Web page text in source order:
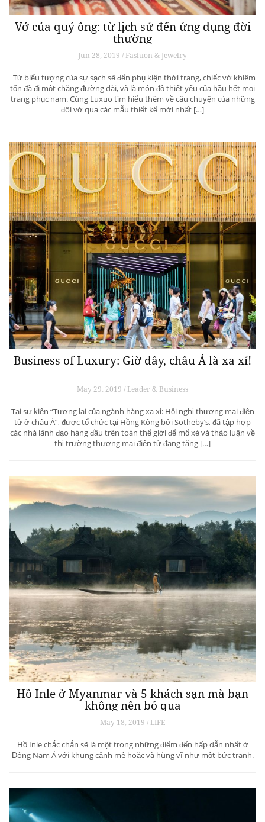
Vớ của quý ông: từ lịch sử đến ứng dụng đời
thường
Jun 28, 2019 / Fashion & Jewelry
Từ biểu tượng của sự sạch sẽ đến phụ kiện thời trang, chiếc vớ khiêm
tốn đã đi một chặng đường dài, và là món đồ thiết yếu của hầu hết mọi
trang phục nam. Cùng Luxuo tìm hiểu thêm về câu chuyện của những
đôi vớ qua các mẫu thiết kế mới nhất […]
Business of Luxury: Giờ đây, châu Á là xa xỉ!
May 29, 2019 / Leader & Business
Tại sự kiện “Tương lai của ngành hàng xa xỉ: Hội nghị thương mại điện
tử ở châu Á”, được tổ chức tại Hồng Kông bởi Sotheby’s, đã tập hợp
các nhà lãnh đạo hàng đầu trên toàn thế giới để mổ xẻ và thảo luận về
thị trường thương mại điện tử đang tăng […]
Hồ Inle ở Myanmar và 5 khách sạn mà bạn
không nên bỏ qua
May 18, 2019 / LIFE
Hồ Inle chắc chắn sẽ là một trong những điểm đến hấp dẫn nhất ở
Đông Nam Á với khung cảnh mê hoặc và hùng vĩ như một bức tranh.